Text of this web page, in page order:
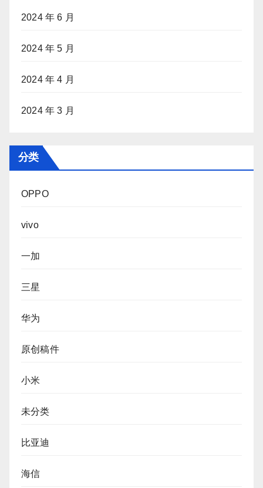
2024 年 6 月
2024 年 5 月
2024 年 4 月
2024 年 3 月
分类
OPPO
vivo
一加
三星
华为
原创稿件
小米
未分类
比亚迪
海信